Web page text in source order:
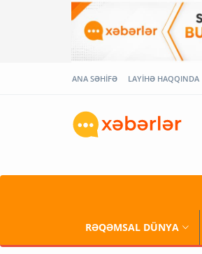
ANA SƏHİFƏ LAYİHƏ HAQQINDA
RƏQƏMSAL DÜNYA